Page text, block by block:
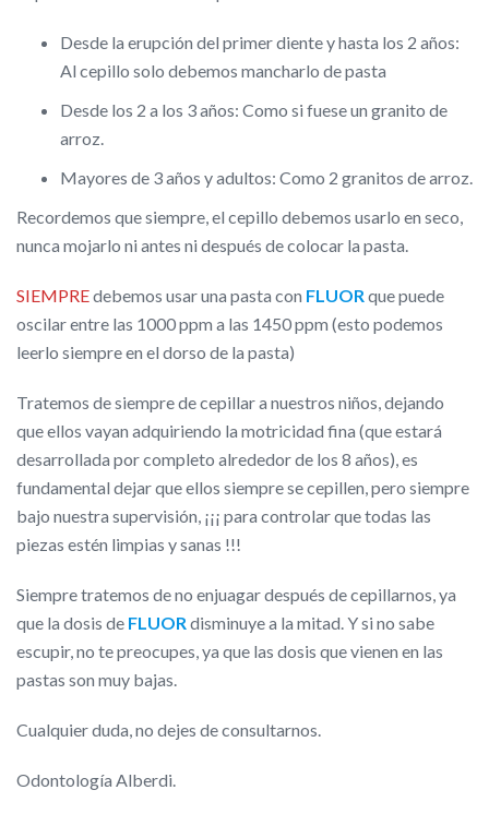
Desde la erupción del primer diente y hasta los 2 años:
Al cepillo solo debemos mancharlo de pasta
Desde los 2 a los 3 años: Como si fuese un granito de
arroz.
Mayores de 3 años y adultos: Como 2 granitos de arroz.
Recordemos que siempre, el cepillo debemos usarlo en seco,
nunca mojarlo ni antes ni después de colocar la pasta.
SIEMPREdebemos usar una pasta con FLUORque puede
oscilar entre las 1000 ppm a las 1450 ppm (esto podemos
leerlo siempre en el dorso de la pasta)
Tratemos de siempre de cepillar a nuestros niños, dejando
que ellos vayan adquiriendo la motricidad fina (que estará
desarrollada por completo alrededor de los 8 años), es
fundamental dejar que ellos siempre se cepillen, pero siempre
bajo nuestra supervisión, ¡¡¡ para controlar que todas las
piezas estén limpias y sanas !!!
Siempre tratemos de no enjuagar después de cepillarnos, ya
que la dosis de FLUORdisminuye a la mitad. Y si no sabe
escupir, no te preocupes, ya que las dosis que vienen en las
pastas son muy bajas.
Cualquier duda, no dejes de consultarnos.
Odontología Alberdi.